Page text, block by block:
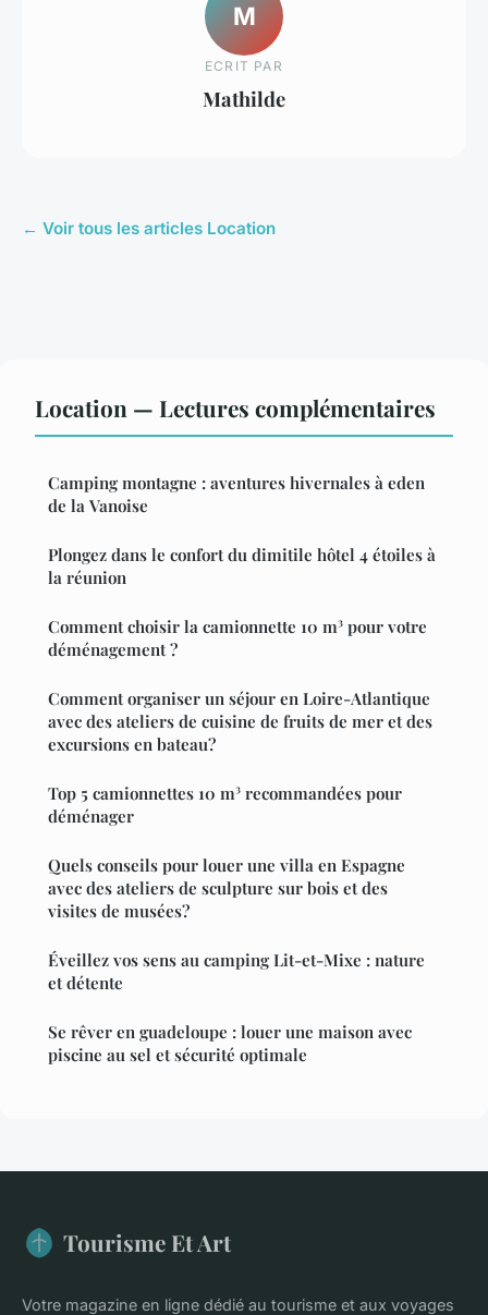
M
ECRIT PAR
Mathilde
← Voir tous les articles Location
Location — Lectures complémentaires
Camping montagne : aventures hivernales à eden
de la Vanoise
Plongez dans le confort du dimitile hôtel 4 étoiles à
la réunion
Comment choisir la camionnette 10 m³ pour votre
déménagement ?
Comment organiser un séjour en Loire-Atlantique
avec des ateliers de cuisine de fruits de mer et des
excursions en bateau?
Top 5 camionnettes 10 m³ recommandées pour
déménager
Quels conseils pour louer une villa en Espagne
avec des ateliers de sculpture sur bois et des
visites de musées?
Éveillez vos sens au camping Lit-et-Mixe : nature
et détente
Se rêver en guadeloupe : louer une maison avec
piscine au sel et sécurité optimale
Tourisme Et Art
Votre magazine en ligne dédié au tourisme et aux voyages